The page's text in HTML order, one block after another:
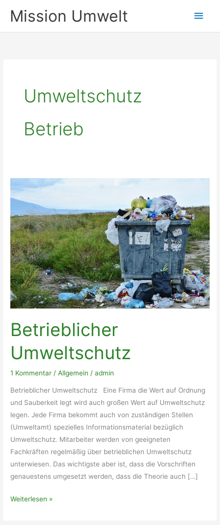
InhaltMission Umwelt
Umweltschutz
Betrieb
Betrieblicher
Umweltschutz
1 Kommentar /Allgemein /admin
Betrieblicher Umweltschutz Eine Firma die Wert auf Ordnung
und Sauberkeit legt wird auch großen Wert auf Umweltschutz
legen. Jede Firma bekommt auch von zuständigen Stellen
(Umweltamt) spezielles Informationsmaterial bezüglich
Umweltschutz. Mitarbeiter werden von geeigneten
Fachkräften regelmäßig über betrieblichen Umweltschutz
unterwiesen. Das wichtigste aber ist, dass die Vorschriften
genauestens umgesetzt werden, dass die Theorie auch […]
Betrieblicher
Weiterlesen »